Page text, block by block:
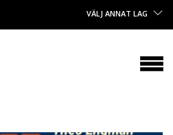
VÄLJ ANNAT LAG